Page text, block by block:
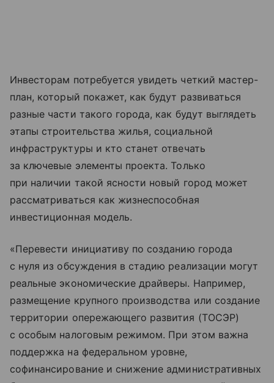
Инвесторам потребуется увидеть четкий мастер-
план, который покажет, как будут развиваться
разные части такого города, как будут выглядеть
этапы строительства жилья, социальной
инфраструктуры и кто станет отвечать
за ключевые элементы проекта. Только
при наличии такой ясности новый город может
рассматриваться как жизнеспособная
инвестиционная модель.
«Перевести инициативу по созданию города
с нуля из обсуждения в стадию реализации могут
реальные экономические драйверы. Например,
размещение крупного производства или создание
территории опережающего развития (ТОСЭР)
с особым налоговым режимом. При этом важна
поддержка на федеральном уровне,
софинансирование и снижение административных